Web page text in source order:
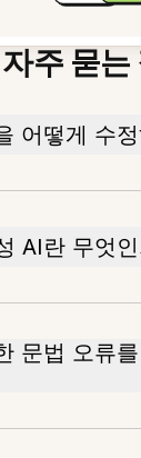
자주 묻는
어떻게 수
AI란 무엇
문법 오류